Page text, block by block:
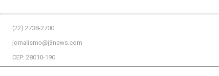
(22) 2738-2700
jornalismo@j3news.com
CEP: 28010-190